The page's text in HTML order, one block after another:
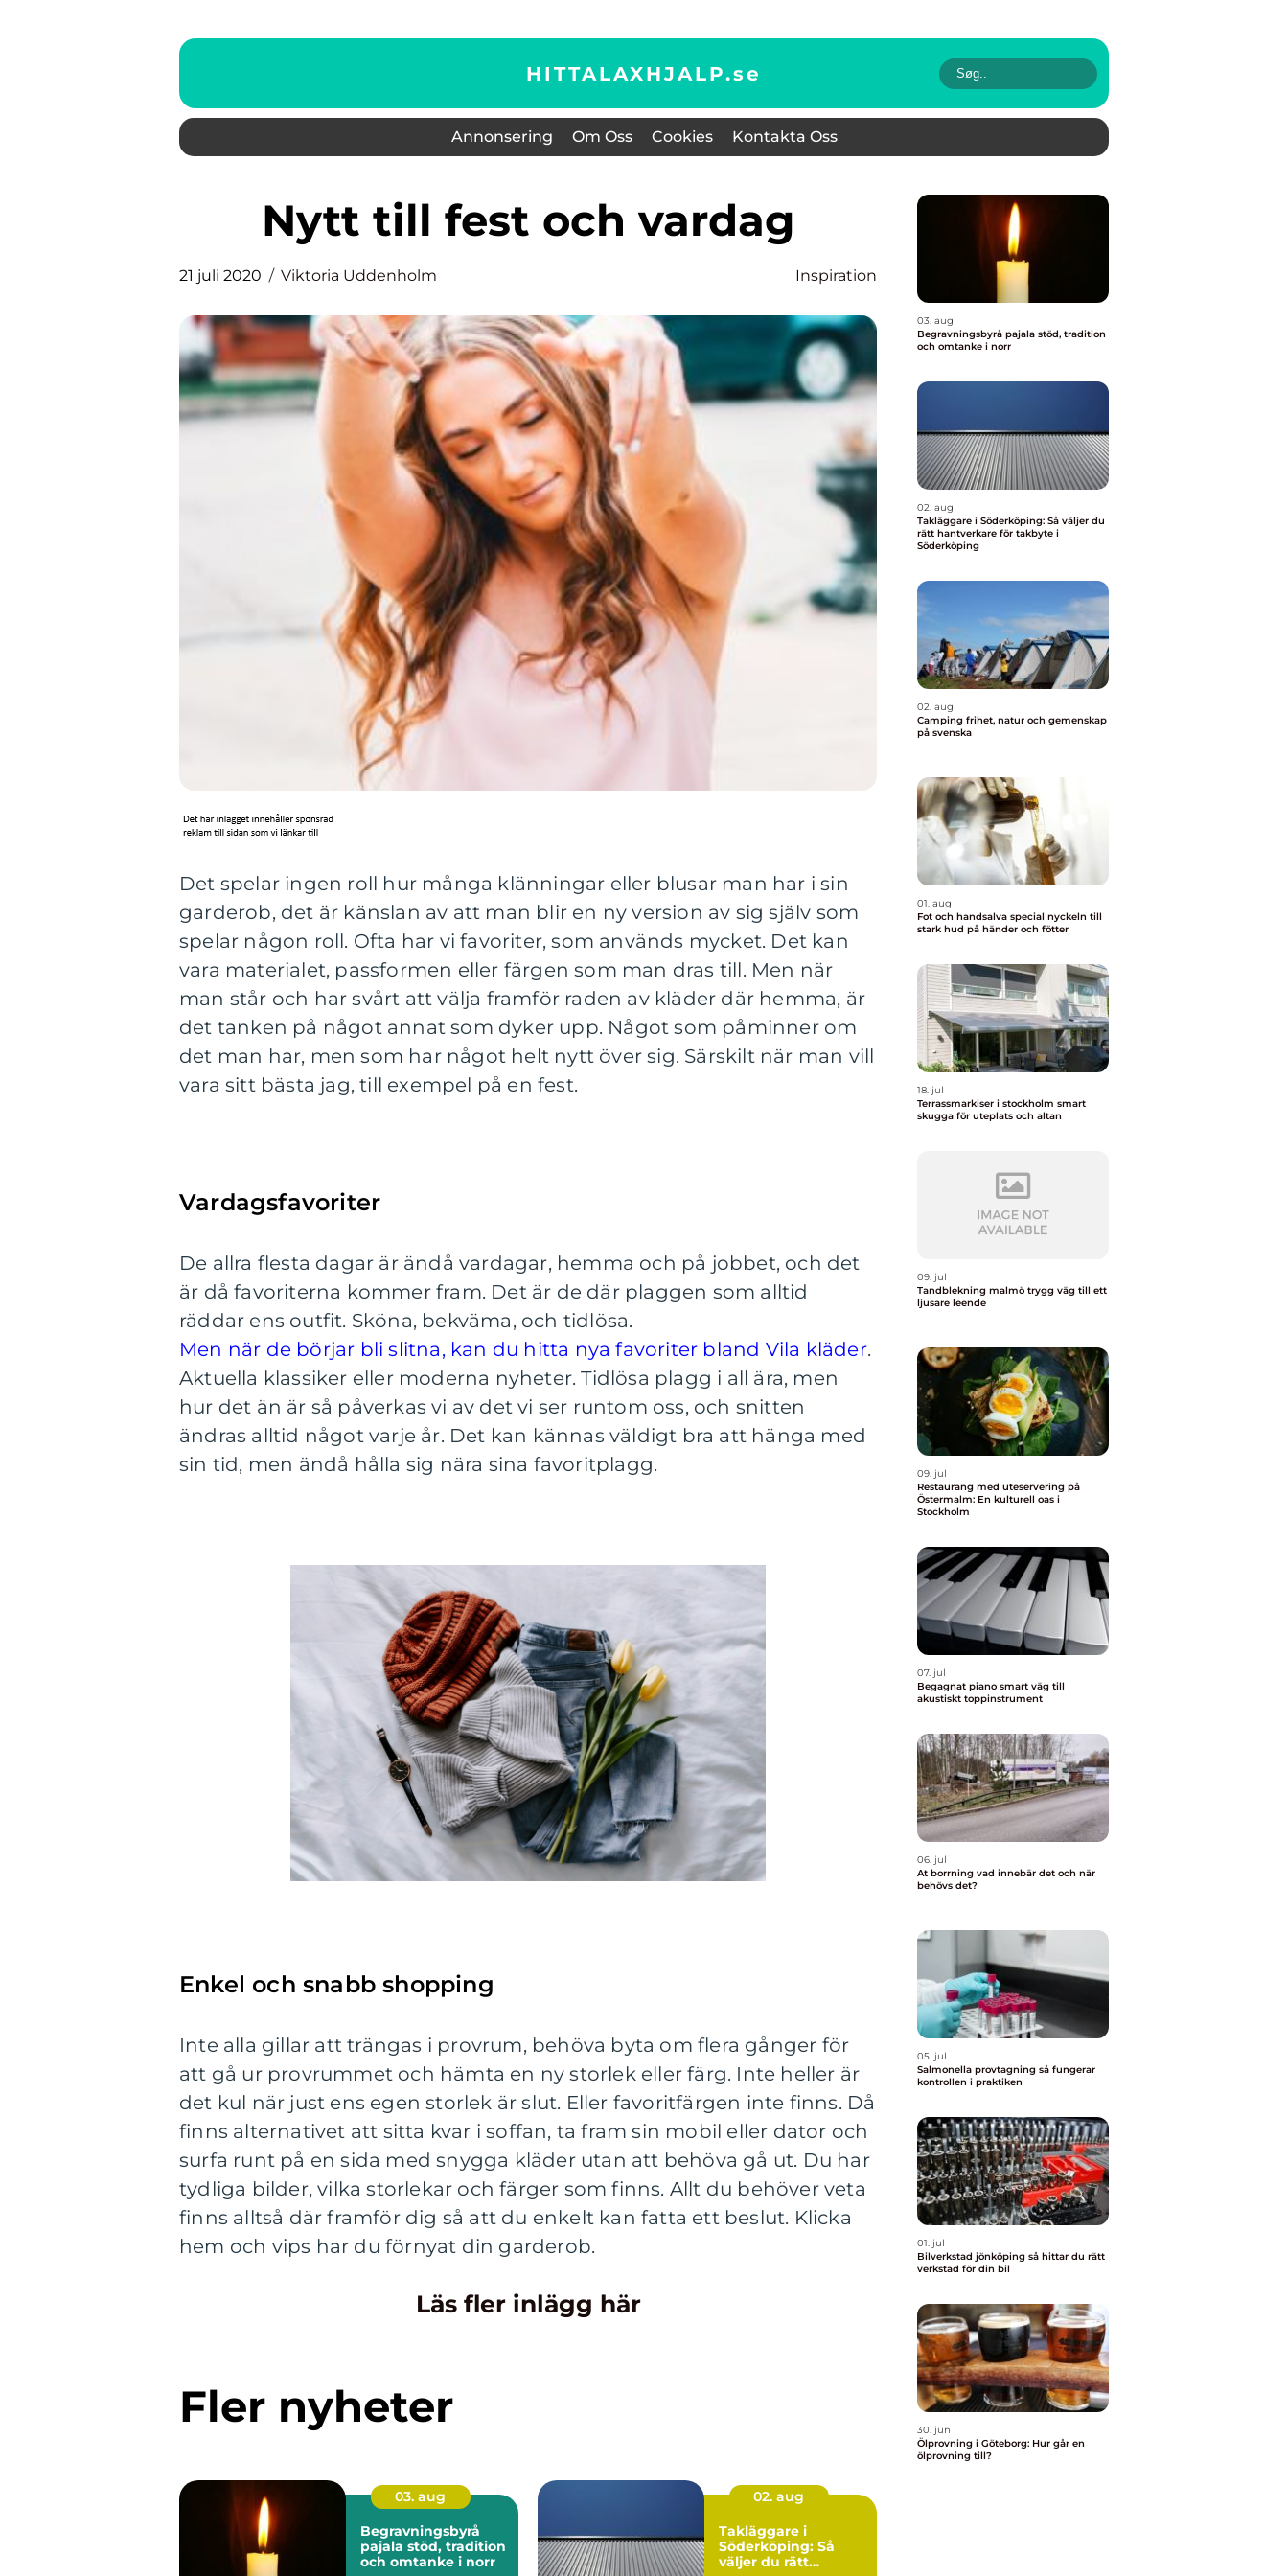
HITTALAXHJALP.se
Annonsering Om Oss Cookies Kontakta Oss
Nytt till fest och vardag
21 juli 2020 Viktoria Uddenholm Inspiration
Det spelar ingen roll hur många klänningar eller blusar man har i sin
garderob, det är känslan av att man blir en ny version av sig själv som
spelar någon roll. Ofta har vi favoriter, som används mycket. Det kan
vara materialet, passformen eller färgen som man dras till. Men när
man står och har svårt att välja framför raden av kläder där hemma, är
det tanken på något annat som dyker upp. Något som påminner om
det man har, men som har något helt nytt över sig. Särskilt när man vill
vara sitt bästa jag, till exempel på en fest.
Vardagsfavoriter
De allra flesta dagar är ändå vardagar, hemma och på jobbet, och det
är då favoriterna kommer fram. Det är de där plaggen som alltid
räddar ens outfit. Sköna, bekväma, och tidlösa.
Men när de börjar bli slitna, kan du hitta nya favoriter bland Vila kläder.
Aktuella klassiker eller moderna nyheter. Tidlösa plagg i all ära, men
hur det än är så påverkas vi av det vi ser runtom oss, och snitten
ändras alltid något varje år. Det kan kännas väldigt bra att hänga med
sin tid, men ändå hålla sig nära sina favoritplagg.
Enkel och snabb shopping
Inte alla gillar att trängas i provrum, behöva byta om flera gånger för
att gå ur provrummet och hämta en ny storlek eller färg. Inte heller är
det kul när just ens egen storlek är slut. Eller favoritfärgen inte finns. Då
finns alternativet att sitta kvar i soffan, ta fram sin mobil eller dator och
surfa runt på en sida med snygga kläder utan att behöva gå ut. Du har
tydliga bilder, vilka storlekar och färger som finns. Allt du behöver veta
finns alltså där framför dig så att du enkelt kan fatta ett beslut. Klicka
hem och vips har du förnyat din garderob.
Läs fler inlägg här
Fler nyheter
03. aug
Begravningsbyrå
pajala stöd, tradition
och omtanke i norr
02. aug
Takläggare i
Söderköping: Så
väljer du rätt
03. aug
Begravningsbyrå pajala stöd, tradition
och omtanke i norr
02. aug
Takläggare i Söderköping: Så väljer du
rätt hantverkare för takbyte i
Söderköping
02. aug
Camping frihet, natur och gemenskap
på svenska
01. aug
Fot och handsalva special nyckeln till
stark hud på händer och fötter
18. jul
Terrassmarkiser i stockholm smart
skugga för uteplats och altan
09. jul
Tandblekning malmö trygg väg till ett
ljusare leende
09. jul
Restaurang med uteservering på
Östermalm: En kulturell oas i
Stockholm
07. jul
Begagnat piano smart väg till
akustiskt toppinstrument
06. jul
At borrning vad innebär det och när
behövs det?
05. jul
Salmonella provtagning så fungerar
kontrollen i praktiken
01. jul
Bilverkstad jönköping så hittar du rätt
verkstad för din bil
30. jun
Ölprovning i Göteborg: Hur går en
ölprovning till?